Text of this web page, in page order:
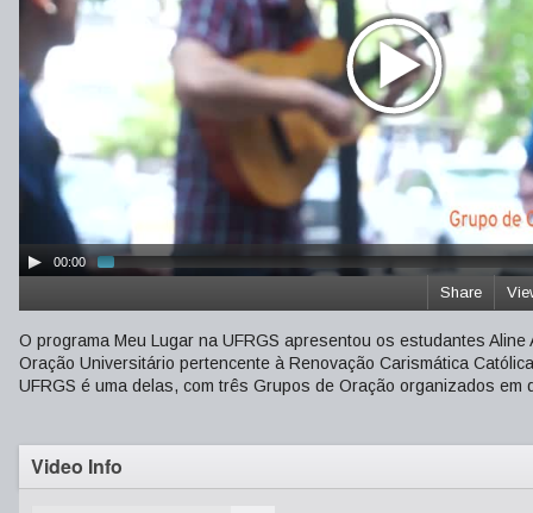
00:00
Share
O programa Meu Lugar na UFRGS apresentou os estudantes
Oração Universitário pertencente à Renovação Carismática
UFRGS é uma delas, com três Grupos de Oração organizados em
Video Info